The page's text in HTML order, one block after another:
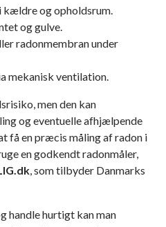
kældre og opholdsrum.
og gulve.
radonmembran under
mekanisk ventilation.
men den kan
og eventuelle afhjælpende
få en præcis måling af radon i
en godkendt radonmåler,
, som tilbyder Danmarks
handle hurtigt kan man